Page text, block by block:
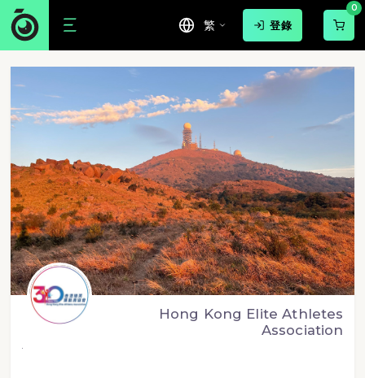
繁 登錄
0
Hong Kong Elite Athletes
Association